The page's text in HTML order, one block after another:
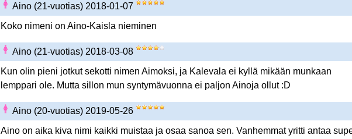
Aino (21-vuotias) 2018-01-07
Koko nimeni on Aino-Kaisla nieminen
Aino (21-vuotias) 2018-03-08
Kun olin pieni jotkut sekotti nimen Aimoksi, ja Kalevala ei kyllä mikään munkaan
lemppari ole. Mutta sillon mun syntymävuonna ei paljon Ainoja ollut :D
Aino (20-vuotias) 2019-05-26
Aino on aika kiva nimi kaikki muistaa ja osaa sanoa sen. Vanhemmat yritti antaa